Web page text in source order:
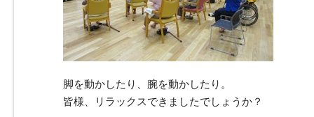
脚を動かしたり、腕を動かしたり。
皆様、リラックスできましたでしょうか？